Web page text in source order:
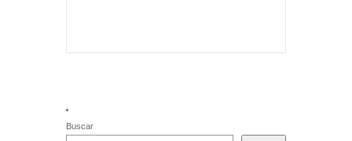
Buscar